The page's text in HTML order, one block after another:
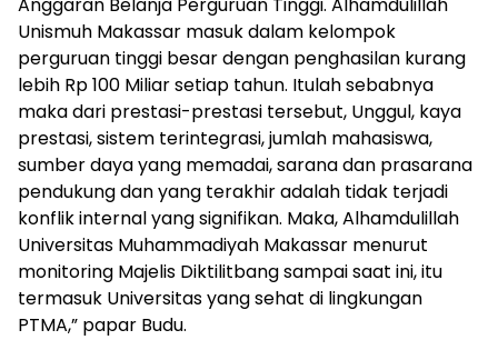
Anggaran Belanja Perguruan Tinggi. Alhamdulillah
Unismuh Makassar masuk dalam kelompok
perguruan tinggi besar dengan penghasilan kurang
lebih Rp 100 Miliar setiap tahun. Itulah sebabnya
maka dari prestasi-prestasi tersebut, Unggul, kaya
prestasi, sistem terintegrasi, jumlah mahasiswa,
sumber daya yang memadai, sarana dan prasarana
pendukung dan yang terakhir adalah tidak terjadi
konflik internal yang signifikan. Maka, Alhamdulillah
Universitas Muhammadiyah Makassar menurut
monitoring Majelis Diktilitbang sampai saat ini, itu
termasuk Universitas yang sehat di lingkungan
PTMA,” papar Budu.